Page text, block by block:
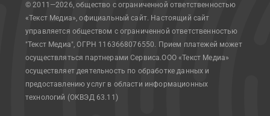
© 2011—2026, общество с ограниченной ответственностью
«Текст Медиа», официальный сайт. Настоящий сайт
управляется обществом с ограниченной ответственностью
"Текст Медиа", ОГРН 1163668076550. Прием платежей может
осуществляться партнерами Сервиса.ООО «Текст Медиа»
осуществляет деятельность по обработке данных и
предоставлению услуг в области информационных
технологий (ОКВЭД 63.11)